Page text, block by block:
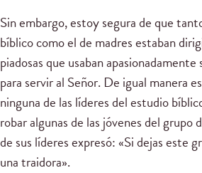
Sin embargo, estoy segura de que
bíblico como el de madres estaban
piadosas que usaban
para servir al Señor. De igual manera
ninguna de las líderes del estudio
robar algunas de las jóvenes del grupo
de sus líderes expresó: «Si dejas este
una traidora».